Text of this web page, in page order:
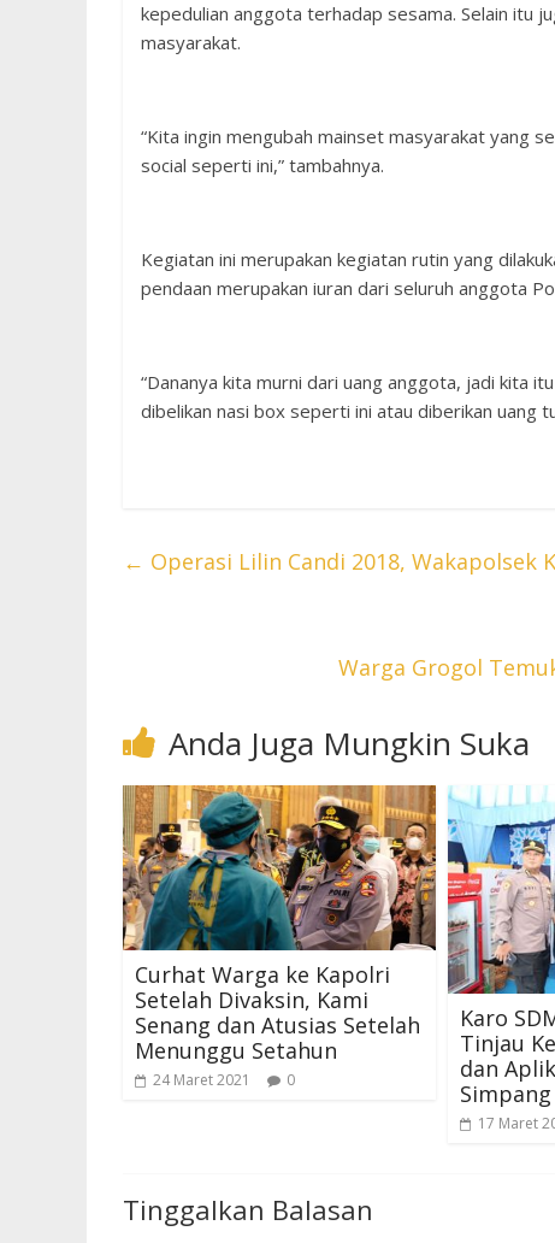
kepedulian anggota terhadap sesama. Selain itu
masyarakat.
“Kita ingin mengubah mainset masyarakat yang
social seperti ini,” tambahnya.
Kegiatan ini merupakan kegiatan rutin yang
pendaan merupakan iuran dari seluruh anggota
“Dananya kita murni dari uang anggota, jadi kita
dibelikan nasi box seperti ini atau diberikan uang
← Operasi Lilin Candi 2018,
Warga Grogol
Anda Juga Mungkin Suka
Curhat Warga ke Kapolri
Setelah Divaksin, Kami
Senang dan Atusias Setelah
Menunggu Setahun
24 Maret 2021 0
Karo
Tinjau
dan
17 Maret
Tinggalkan Balasan